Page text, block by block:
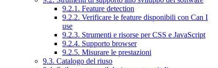
9.2.1. Feature detection
9.2.2. Verificare le feature disponibili con Can I
use
9.2.3. Strumenti e risorse per CSS e JavaScript
9.2.4. Supporto browser
9.2.5. Misurare le prestazioni
9.3. Catalogo del riuso